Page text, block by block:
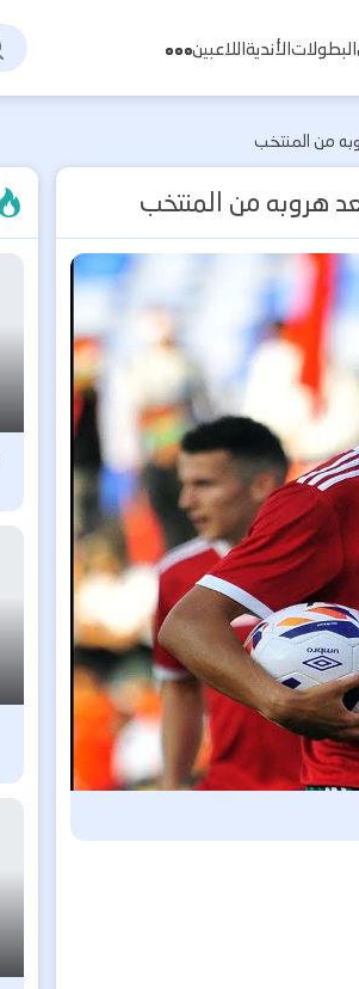
البطولاتالأنديةاللاعبين
من المنتخب
هروبه من المنتخب